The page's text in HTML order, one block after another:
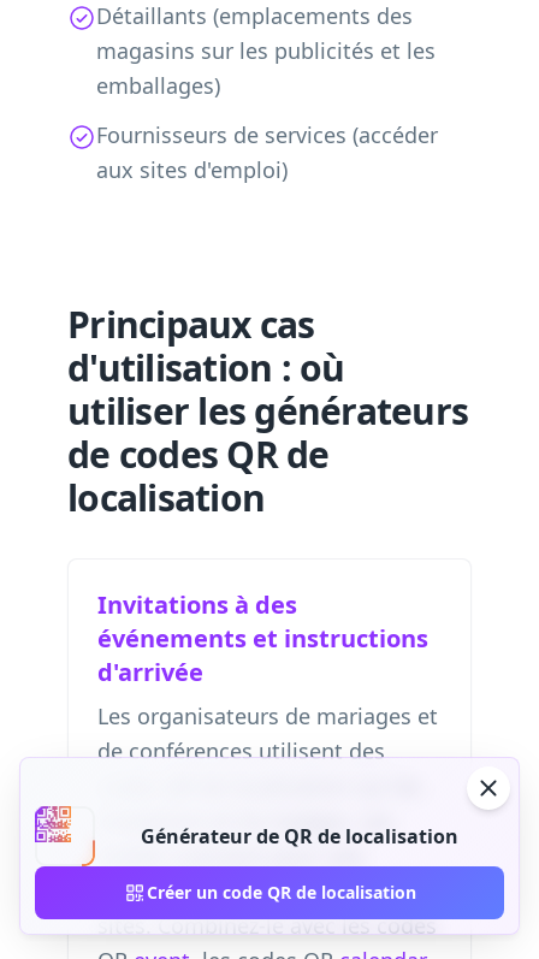
Détaillants (emplacements des
magasins sur les publicités et les
emballages)
Fournisseurs de services (accéder
aux sites d'emploi)
Principaux cas
d'utilisation : où
utiliser les générateurs
de codes QR de
localisation
Invitations à des
événements et instructions
d'arrivée
Les organisateurs de mariages et
de conférences utilisent des
invitations et les badges. Les
invités scannent pour une
navigation instantanée sur les
sites. Combinez-le avec les codes
Générateur de QR de localisation
Créer un code QR de localisation